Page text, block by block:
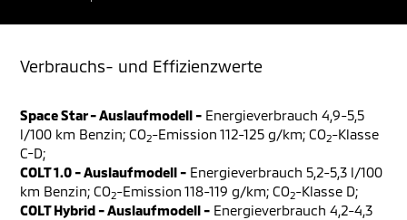
Verbrauchs- und Effizienzwerte
Space Star - Auslaufmodell - Energieverbrauch 4,9-5,5
l/100 km Benzin; CO2-Emission 112-125 g/km; CO2-Klasse
C-D;
COLT 1.0 - Auslaufmodell - Energieverbrauch 5,2-5,3 l/100
km Benzin; CO2-Emission 118-119 g/km; CO2-Klasse D;
COLT Hybrid - Auslaufmodell - Energieverbrauch 4,2-4,3